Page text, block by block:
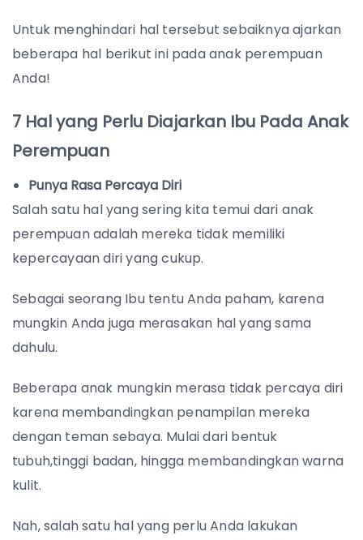
Untuk menghindari hal tersebut sebaiknya ajarkan
beberapa hal berikut ini pada anak perempuan
Anda!
7 Hal yang Perlu Diajarkan Ibu Pada Anak
Perempuan
Punya Rasa Percaya Diri
Salah satu hal yang sering kita temui dari anak
perempuan adalah mereka tidak memiliki
kepercayaan diri yang cukup.
Sebagai seorang Ibu tentu Anda paham, karena
mungkin Anda juga merasakan hal yang sama
dahulu.
Beberapa anak mungkin merasa tidak percaya diri
karena membandingkan penampilan mereka
dengan teman sebaya. Mulai dari bentuk
tubuh,tinggi badan, hingga membandingkan warna
kulit.
Nah, salah satu hal yang perlu Anda lakukan